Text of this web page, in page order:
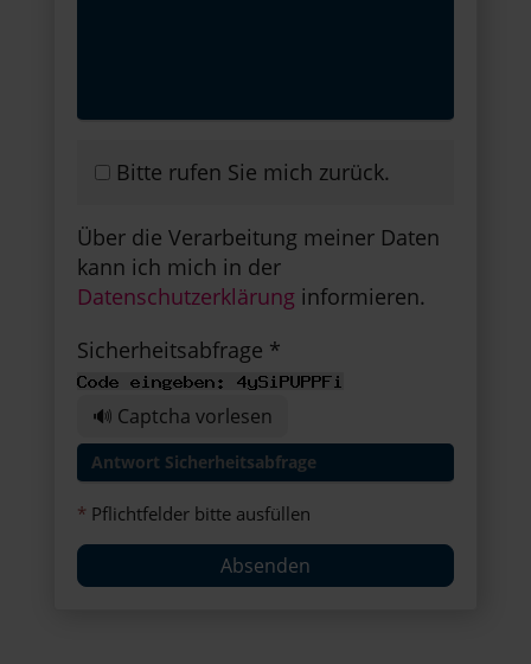
Bitte rufen Sie mich zurück.
Über die Verarbeitung meiner Daten
kann ich mich in der
Datenschutzerklärung informieren.
Sicherheitsabfrage *
🔊 Captcha vorlesen
* Pflichtfelder bitte ausfüllen
Absenden